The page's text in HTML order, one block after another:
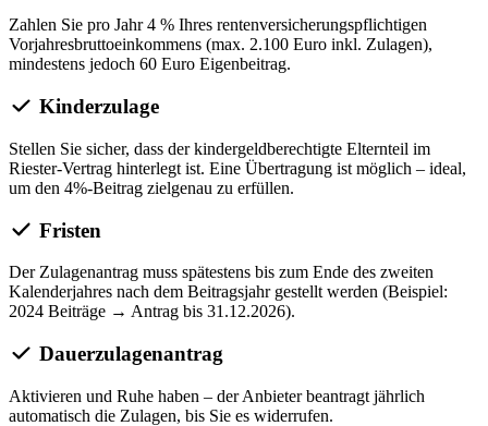
Zahlen Sie pro Jahr 4 % Ihres rentenversicherungspflichtigen
Vorjahresbruttoeinkommens (max. 2.100 Euro inkl. Zulagen),
mindestens jedoch 60 Euro Eigenbeitrag.
Kinderzulage
Stellen Sie sicher, dass der kindergeldberechtigte Elternteil im
Riester-Vertrag hinterlegt ist. Eine Übertragung ist möglich – ideal,
um den 4%-Beitrag zielgenau zu erfüllen.
Fristen
Der Zulagenantrag muss spätestens bis zum Ende des zweiten
Kalenderjahres nach dem Beitragsjahr gestellt werden (Beispiel:
2024 Beiträge → Antrag bis 31.12.2026).
Dauerzulagenantrag
Aktivieren und Ruhe haben – der Anbieter beantragt jährlich
automatisch die Zulagen, bis Sie es widerrufen.